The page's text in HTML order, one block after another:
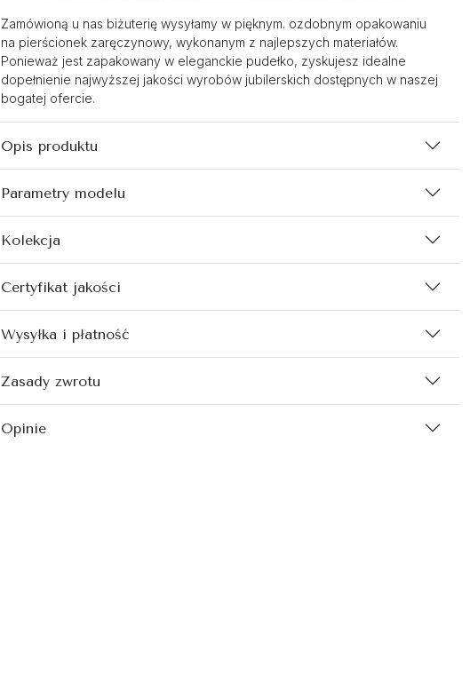
Zamówioną u nas biżuterię wysyłamy w pięknym. ozdobnym opakowaniu
na pierścionek zaręczynowy, wykonanym z najlepszych materiałów.
Ponieważ jest zapakowany w eleganckie pudełko, zyskujesz idealne
dopełnienie najwyższej jakości wyrobów jubilerskich dostępnych w naszej
bogatej ofercie.
Opis produktu
Parametry modelu
Kolekcja
Certyfikat jakości
Wysyłka i płatność
Zasady zwrotu
Opinie